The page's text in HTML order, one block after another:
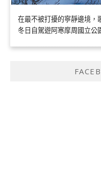
在最不被打擾的寧靜邊境，
冬日自駕遊阿寒摩周國立公